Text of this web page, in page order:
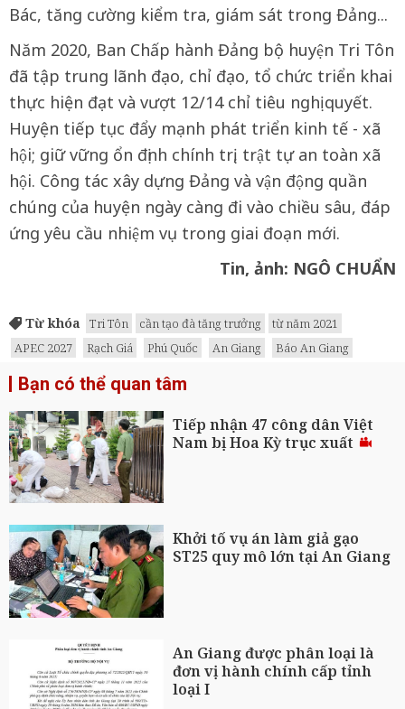
Bác, tăng cường kiểm tra, giám sát trong Đảng...
Năm 2020, Ban Chấp hành Đảng bộ huyện Tri Tôn
đã tập trung lãnh đạo, chỉ đạo, tổ chức triển khai
thực hiện đạt và vượt 12/14 chỉ tiêu nghị quyết.
Huyện tiếp tục đẩy mạnh phát triển kinh tế - xã
hội; giữ vững ổn định chính trị, trật tự an toàn xã
hội. Công tác xây dựng Đảng và vận động quần
chúng của huyện ngày càng đi vào chiều sâu, đáp
ứng yêu cầu nhiệm vụ trong giai đoạn mới.
Tin, ảnh: NGÔ CHUẨN
Từ khóa Tri Tôn cần tạo đà tăng trưởng
từ năm 2021
APEC 2027
Rạch Giá Phú Quốc An Giang Báo An Giang
Bạn có thể quan tâm
Tiếp nhận 47 công dân Việt
Nam bị Hoa Kỳ trục xuất
Khởi tố vụ án làm giả gạo
ST25 quy mô lớn tại An Giang
An Giang được phân loại là
đơn vị hành chính cấp tỉnh
loại I